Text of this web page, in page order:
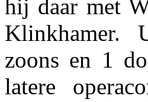
hij daar met
zoons en 1
latere